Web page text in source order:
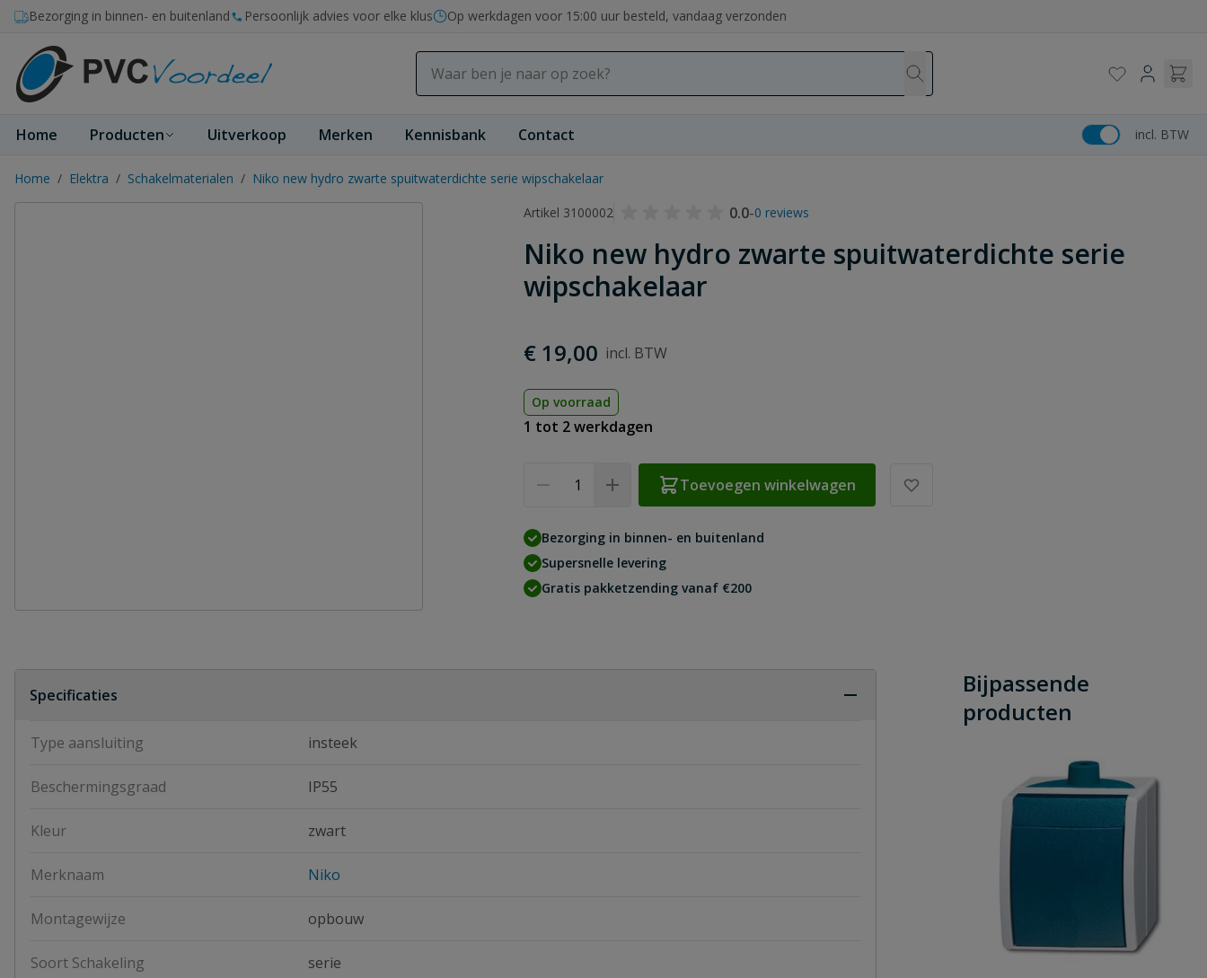
Ga naar de inhoud
Bezorging in binnen- en buitenland Persoonlijk advies voor elke klus Op werkdagen voor 15:00 uur besteld, vandaag verzonden
Home Producten Uitverkoop Merken Kennisbank Contact incl. BTW
Home / Elektra / Schakelmaterialen / Niko new hydro zwarte spuitwaterdichte serie wipschakelaar
Artikel 3100002
0.0-0 reviews
Niko new hydro zwarte spuitwaterdichte serie
wipschakelaar
€ 19,00
Op voorraad
1 tot 2 werkdagen
Toevoegen winkelwagen
Bezorging in binnen- en buitenland
Supersnelle levering
Gratis pakketzending vanaf €200
Specificaties
Type aansluiting insteek
Beschermingsgraad IP55
Kleur zwart
Merknaam Niko
Montagewijze opbouw
Soort Schakeling serie
Bijpassende
producten